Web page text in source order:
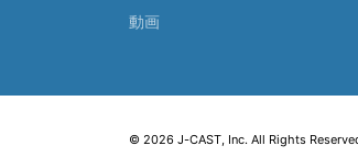
動画
© 2026 J-CAST, Inc. All Rights